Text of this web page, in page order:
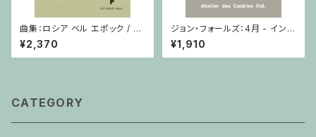
曲集：ロシア ベル エポック / ヴ
ィオラ（またはチェロ）・ピアノ
¥2,370
ジョン・フォールズ：4月 - イング
ランド / ピアノソロ
¥1,910
CATEGORY